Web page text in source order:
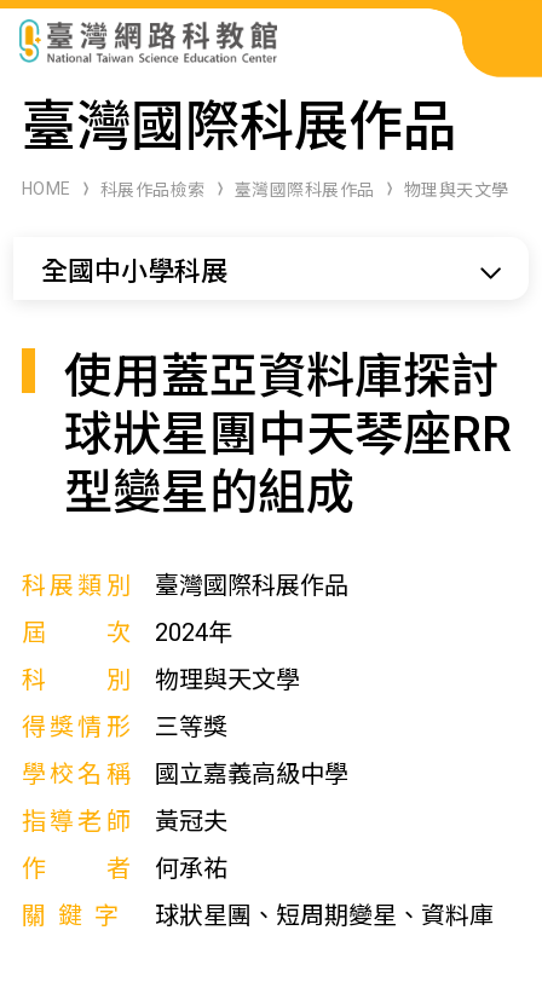
科展作品檢索
科學研習月刊
臺灣國際科展作品
HOME 科展作品檢索 臺灣國際科展作品 物理與天文學
全國中小學科展
使用蓋亞資料庫探討
球狀星團中天琴座RR
型變星的組成
科展類別
臺灣國際科展作品
屆次
2024年
科別
物理與天文學
得獎情形
三等獎
學校名稱
國立嘉義高級中學
指導老師
黃冠夫
作者
何承祐
關鍵字
球狀星團、短周期變星、資料庫